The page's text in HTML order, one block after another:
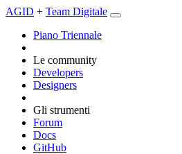
AGID + Team Digitale
Piano Triennale
Le community
Developers
Designers
Gli strumenti
Forum
Docs
GitHub